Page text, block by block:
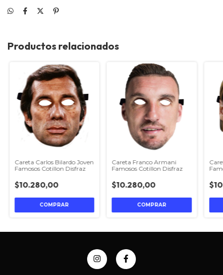
Productos relacionados
Careta Carlos Bilardo Joven
Famosos Cotillon Disfraz
$10.280,00
Careta Franco Armani
Famosos Cotillon Disfraz
$10.280,00